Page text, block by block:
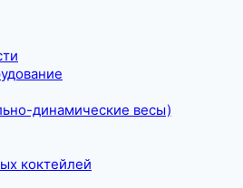
динамические весы)
коктейлей